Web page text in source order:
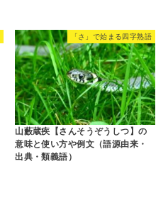
「さ」で始まる四字熟語
山藪蔵疾【さんそうぞうしつ】の
意味と使い方や例文（語源由来・
出典・類義語）